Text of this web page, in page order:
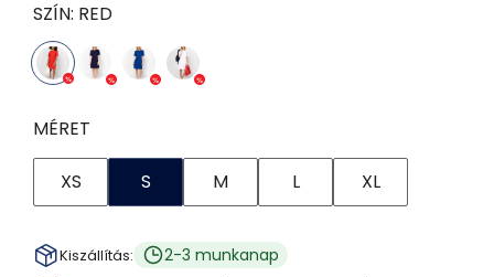
SZÍN: RED
MÉRET
XS S M L XL
Kiszállítás:
2-3 munkanap